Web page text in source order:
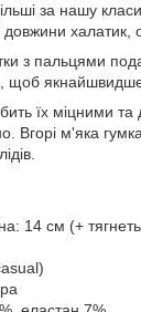
за нашу
халатик,
з пальцями
щоб
їх міцними
Вгорі м'яка
14 см (+